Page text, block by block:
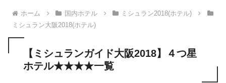
ホーム 国内ホテル
ミシュラン2018(ホテル)
ミシュラン大阪2018(ホテル)
【ミシュランガイド大阪2018】４つ星
ホテル★★★★一覧